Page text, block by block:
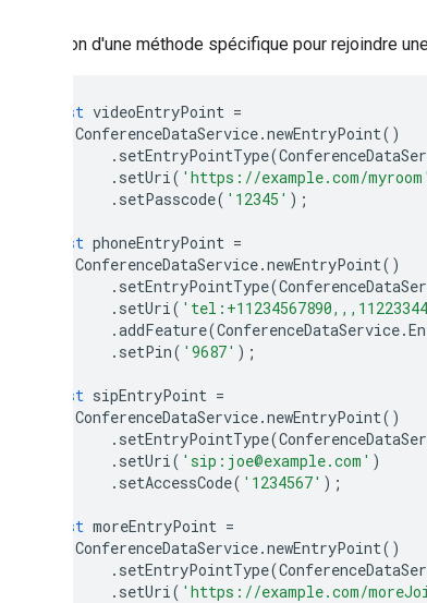
Définition d'une méthode spécifique pour rejoindre
const videoEntryPoint =
ConferenceDataService.newEntryPoint()
. setEntryPointType(
. setUri( 'https://example.com/myroom'
. setPasscode( '12345' );
const phoneEntryPoint =
ConferenceDataService.newEntryPoint()
. setEntryPointType(
. setUri(
.addFeature(ConferenceDataService.
. setPin( '9687' );
const sipEntryPoint =
ConferenceDataService.newEntryPoint()
. setEntryPointType(
. setUri( 'sip:joe@example.com' )
. setAccessCode( '1234567' );
const moreEntryPoint =
ConferenceDataService.newEntryPoint()
. setEntryPointType(
. setUri( 'https://example.com/